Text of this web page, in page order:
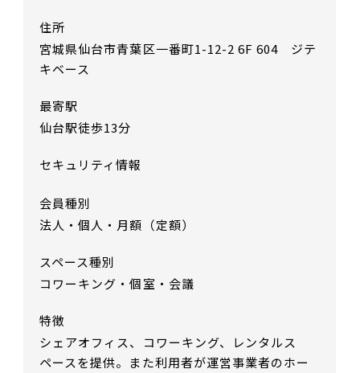
住所
宮城県仙台市青葉区一番町1-12-2 6F 604 ジテ
キベース
最寄駅
仙台駅徒歩13分
セキュリティ情報
会員種別
法人・個人・月額（定額）
スペース種別
コワーキング・個室・会議
特徴
シェアオフィス、コワーキング、レンタルス
ペースを提供。また利用者が運営事業者のホー